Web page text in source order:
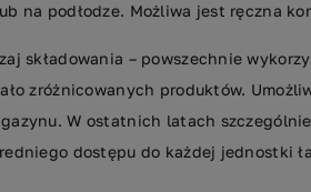
na podłodze. Możliwa jest ręczna
składowania – powszechnie
zróżnicowanych produktów.
W ostatnich latach
dostępu do każdej jednostki